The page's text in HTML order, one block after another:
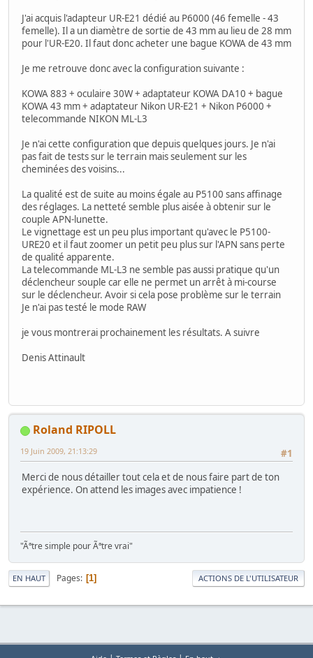
J'ai acquis l'adapteur UR-E21 dédié au P6000 (46 femelle - 43
femelle). Il a un diamètre de sortie de 43 mm au lieu de 28 mm
pour l'UR-E20. Il faut donc acheter une bague KOWA de 43 mm
Je me retrouve donc avec la configuration suivante :
KOWA 883 + oculaire 30W + adaptateur KOWA DA10 + bague
KOWA 43 mm + adaptateur Nikon UR-E21 + Nikon P6000 +
telecommande NIKON ML-L3
Je n'ai cette configuration que depuis quelques jours. Je n'ai
pas fait de tests sur le terrain mais seulement sur les
cheminées des voisins...
La qualité est de suite au moins égale au P5100 sans affinage
des réglages. La netteté semble plus aisée à obtenir sur le
couple APN-lunette.
Le vignettage est un peu plus important qu'avec le P5100-
URE20 et il faut zoomer un petit peu plus sur l'APN sans perte
de qualité apparente.
La telecommande ML-L3 ne semble pas aussi pratique qu'un
déclencheur souple car elle ne permet un arrêt à mi-course
sur le déclencheur. Avoir si cela pose problème sur le terrain
Je n'ai pas testé le mode RAW
je vous montrerai prochainement les résultats. A suivre
Denis Attinault
Roland RIPOLL
#1
19 Juin 2009, 21:13:29
Merci de nous détailler tout cela et de nous faire part de ton
expérience. On attend les images avec impatience !
"Ãªtre simple pour Ãªtre vrai"
EN HAUT Pages 1 ACTIONS DE L'UTILISATEUR